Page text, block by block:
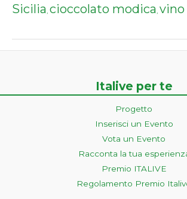
Sicilia, cioccolato modica, vino
Italive per te
Progetto
Inserisci un Evento
Vota un Evento
Racconta la tua
Premio ITALIVE
Regolamento Premio